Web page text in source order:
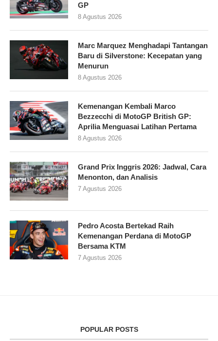
GP
8 Agustus 2026
Marc Marquez Menghadapi Tantangan
Baru di Silverstone: Kecepatan yang
Menurun
8 Agustus 2026
Kemenangan Kembali Marco
Bezzecchi di MotoGP British GP:
Aprilia Menguasai Latihan Pertama
8 Agustus 2026
Grand Prix Inggris 2026: Jadwal, Cara
Menonton, dan Analisis
7 Agustus 2026
Pedro Acosta Bertekad Raih
Kemenangan Perdana di MotoGP
Bersama KTM
7 Agustus 2026
POPULAR POSTS